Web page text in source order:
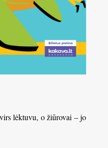
lėktuvu, o žiūrovai – jo